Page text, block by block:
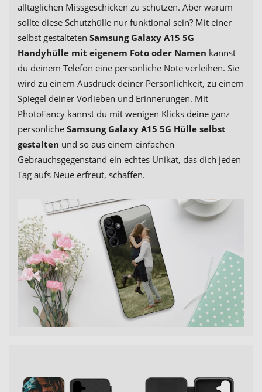
alltäglichen Missgeschicken zu schützen. Aber warum
sollte diese Schutzhülle nur funktional sein? Mit einer
selbst gestalteten Samsung Galaxy A15 5G
Handyhülle mit eigenem Foto oder Namen kannst
du deinem Telefon eine persönliche Note verleihen. Sie
wird zu einem Ausdruck deiner Persönlichkeit, zu einem
Spiegel deiner Vorlieben und Erinnerungen. Mit
PhotoFancy kannst du mit wenigen Klicks deine ganz
persönliche Samsung Galaxy A15 5G Hülle selbst
gestalten und so aus einem einfachen
Gebrauchsgegenstand ein echtes Unikat, das dich jeden
Tag aufs Neue erfreut, schaffen.